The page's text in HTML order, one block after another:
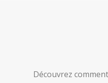
Découvrez